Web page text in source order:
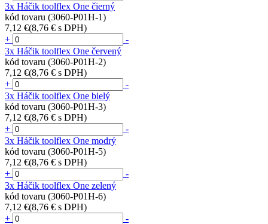
3x Háčik toolflex One čierný
kód tovaru (3060-P01H-1)
7,12 €(8,76 € s DPH)
+
-
3x Háčik toolflex One červený
kód tovaru (3060-P01H-2)
7,12 €(8,76 € s DPH)
+
-
3x Háčik toolflex One bielý
kód tovaru (3060-P01H-3)
7,12 €(8,76 € s DPH)
+
-
3x Háčik toolflex One modrý
kód tovaru (3060-P01H-5)
7,12 €(8,76 € s DPH)
+
-
3x Háčik toolflex One zelený
kód tovaru (3060-P01H-6)
7,12 €(8,76 € s DPH)
+
-